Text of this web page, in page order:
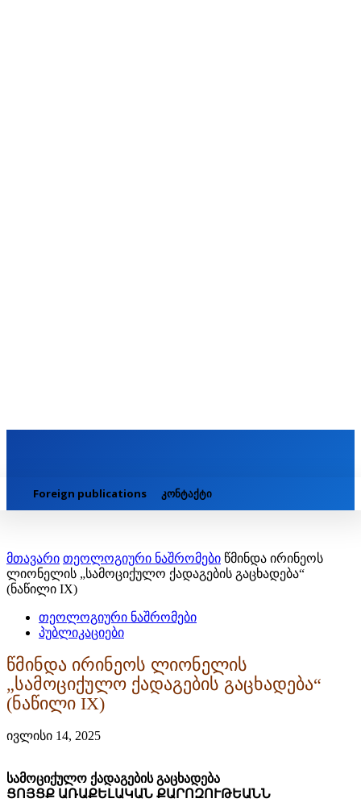
Foreign publications კონტაქტი
მთავარი თეოლოგიური ნაშრომები წმინდა ირინეოს
ლიონელის „სამოციქულო ქადაგების გაცხადება“
(ნაწილი IX)
თეოლოგიური ნაშრომები
პუბლიკაციები
წმინდა ირინეოს ლიონელის
„სამოციქულო ქადაგების გაცხადება“
(ნაწილი IX)
ივლისი 14, 2025
სამოციქულო ქადაგების გაცხადება
ՑՈՅՑՔ ԱՌԱՔԵԼԱԿԱՆ ՔԱՐՈԶՈՒԹԵԱՆՆ